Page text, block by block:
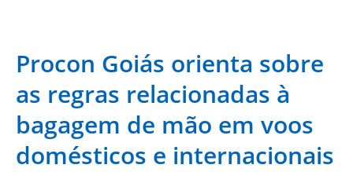
Procon Goiás orienta sobre
as regras relacionadas à
bagagem de mão em voos
domésticos e internacionais